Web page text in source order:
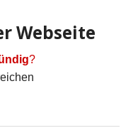
Webseite
?